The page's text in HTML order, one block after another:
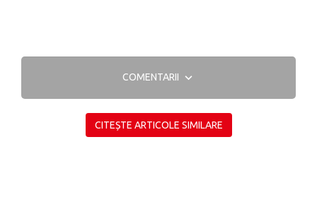
COMENTARII
CITEȘTE ARTICOLE SIMILARE